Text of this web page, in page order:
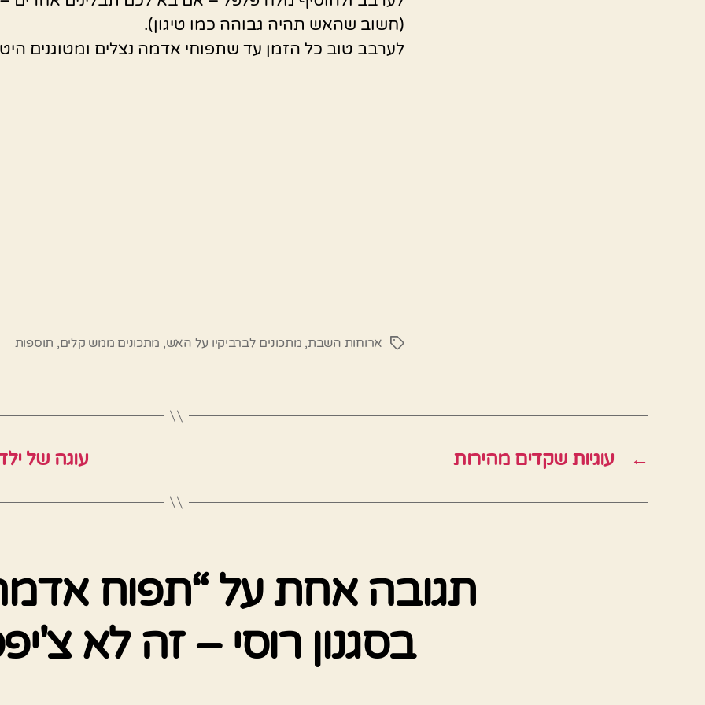
(חשוב שהאש תהיה גבוהה כמו טיגון).
לערבב טוב כל הזמן עד שתפוחי אדמה נצלים ומטוגנים
תגיותארוחות השבת, מתכונים לברביקיו על האש, מתכונים ממש קלים, תוספות
← עוגיות שקדים מהירות עוגה של
תגובה אחת על “תפוח
בסגנון רוסי – זה לא